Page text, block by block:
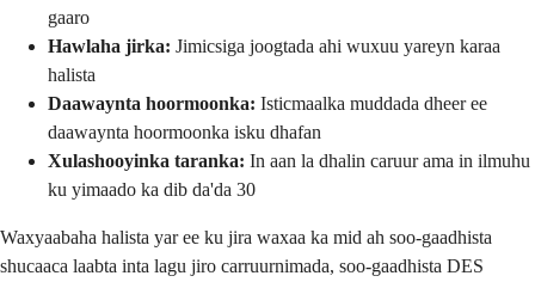
gaaro
Hawlaha jirka: Jimicsiga joogtada ahi wuxuu yareyn karaa
halista
Daawaynta hoormoonka: Isticmaalka muddada dheer ee
daawaynta hoormoonka isku dhafan
Xulashooyinka taranka: In aan la dhalin caruur ama in ilmuhu
ku yimaado ka dib da'da 30
Waxyaabaha halista yar ee ku jira waxaa ka mid ah soo-gaadhista
shucaaca laabta inta lagu jiro carruurnimada, soo-gaadhista DES